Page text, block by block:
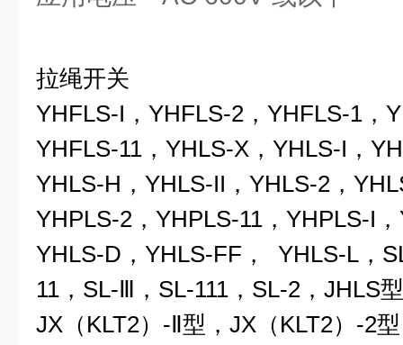
拉绳开关
YHFLS-I ，YHFLS-2，YHFLS-1，
YHFLS-11，YHLS-X，YHLS-I，
YHLS-H，YHLS-II，YHLS-2，
YHPLS-2，YHPLS-11，YHPLS-I
YHLS-D，YHLS-FF， YHLS-L，
11， SL-Ⅲ ，SL-111，SL-2，JHLS
JX（KLT2）-Ⅱ型，JX（KLT2）-2